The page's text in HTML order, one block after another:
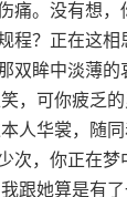
痛。没有想
程？正在这
双眸中淡薄的
，可你疲乏
人华裳，随
次，你正在梦
跟她算是有了